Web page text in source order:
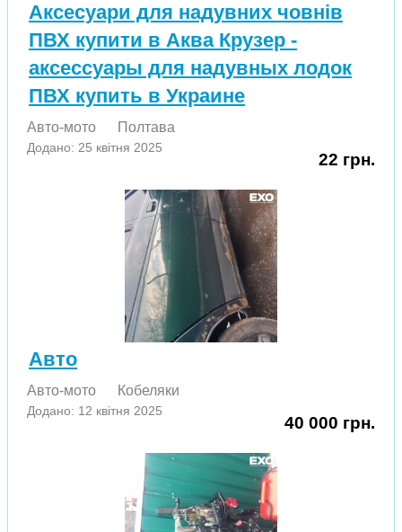
Аксесуари для надувних човнів
ПВХ купити в Аква Крузер -
аксессуары для надувных лодок
ПВХ купить в Украине
Авто-мото Полтава
Додано: 25 квітня 2025
22 грн.
Авто
Авто-мото Кобеляки
Додано: 12 квітня 2025
40 000 грн.